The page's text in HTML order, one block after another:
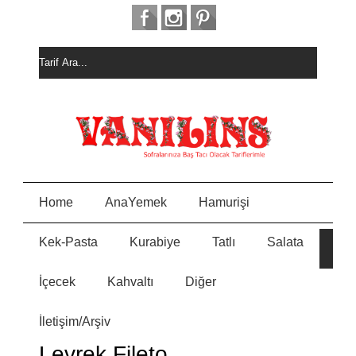
Home AnaYemek Hamurişi
Kek-Pasta Kurabiye Tatlı Salata
İçecek Kahvaltı Diğer
İletişim/Arşiv
HURM